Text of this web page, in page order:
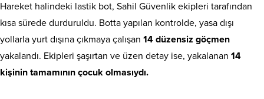
Hareket halindeki lastik bot, Sahil Güvenlik ekipleri tarafından
kısa sürede durduruldu. Botta yapılan kontrolde, yasa dışı
yollarla yurt dışına çıkmaya çalışan 14 düzensiz göçmen
yakalandı. Ekipleri şaşırtan ve üzen detay ise, yakalanan 14
kişinin tamamının çocuk olmasıydı.